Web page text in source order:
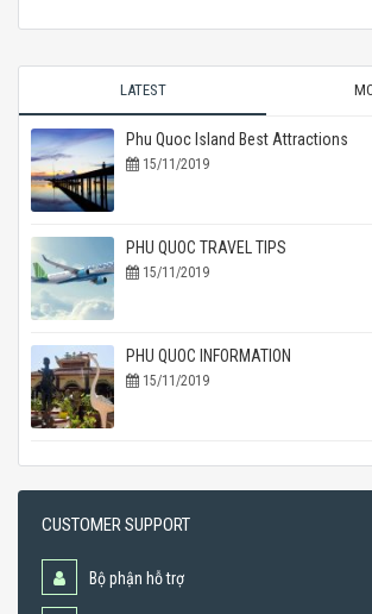
LATEST
Phu Quoc Island Best Attractions
15/11/2019
PHU QUOC TRAVEL TIPS
15/11/2019
PHU QUOC INFORMATION
15/11/2019
CUSTOMER SUPPORT
Bộ phận hỗ trợ